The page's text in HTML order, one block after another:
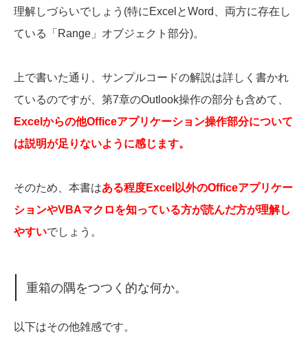
理解しづらいでしょう(特にExcelとWord、両方に存在し
ている「Range」オブジェクト部分)。
上で書いた通り、サンプルコードの解説は詳しく書かれ
ているのですが、第7章のOutlook操作の部分も含めて、
Excelからの他Officeアプリケーション操作部分について
は説明が足りないように感じます。
そのため、本書はある程度Excel以外のOfficeアプリケー
ションやVBAマクロを知っている方が読んだ方が理解し
やすいでしょう。
重箱の隅をつつく的な何か。
以下はその他雑感です。